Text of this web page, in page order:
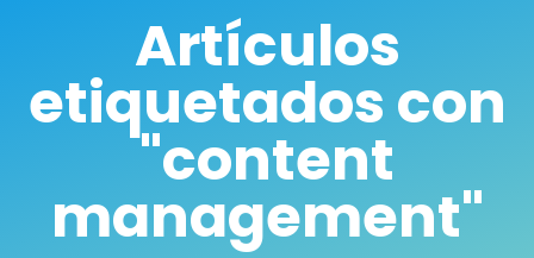
Artículos
etiquetados con
"content
management"